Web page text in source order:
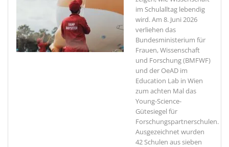
im Schulalltag lebendig
wird.Am 8. Juni 2026
verliehen das
Bundesministerium für
Frauen, Wissenschaft
und Forschung (BMFWF)
und der OeAD im
Education Lab in Wien
zum achten Mal das
Young-Science-
Gütesiegel für
Forschungspartnerschulen.
Ausgezeichnet wurden
42 Schulen aus sieben